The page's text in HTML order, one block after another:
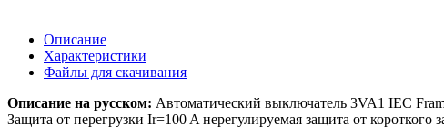
Описание
Характеристики
Файлы для скачивания
Описание на русском: Автоматический выключатель 3VA1 IEC
Защита от перегрузки Ir=100 A нерегулируемая защита от